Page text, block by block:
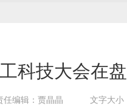
科技大会在
任编辑：贾晶晶 文字大小